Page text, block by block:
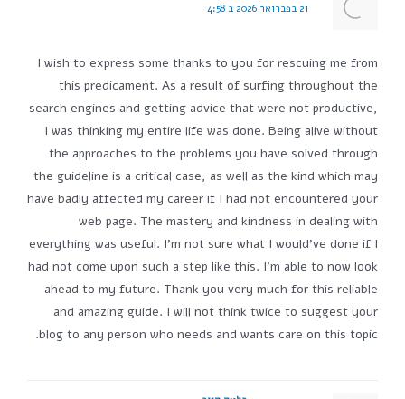
21 בפברואר 2026 ב 4:58
I wish to express some thanks to you for rescuing me from
this predicament. As a result of surfing throughout the
search engines and getting advice that were not productive,
I was thinking my entire life was done. Being alive without
the approaches to the problems you have solved through
the guideline is a critical case, as well as the kind which may
have badly affected my career if I had not encountered your
web page. The mastery and kindness in dealing with
everything was useful. I'm not sure what I would've done if I
had not come upon such a step like this. I'm able to now look
ahead to my future. Thank you very much for this reliable
and amazing guide. I will not think twice to suggest your
blog to any person who needs and wants care on this topic.